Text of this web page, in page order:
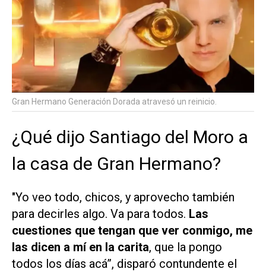
Gran Hermano Generación Dorada atravesó un reinicio.
¿Qué dijo Santiago del Moro a
la casa de Gran Hermano?
"Yo veo todo, chicos, y aprovecho también
para decirles algo. Va para todos. Las
cuestiones que tengan que ver conmigo, me
las dicen a mí en la carita, que la pongo
todos los días acá”, disparó contundente el